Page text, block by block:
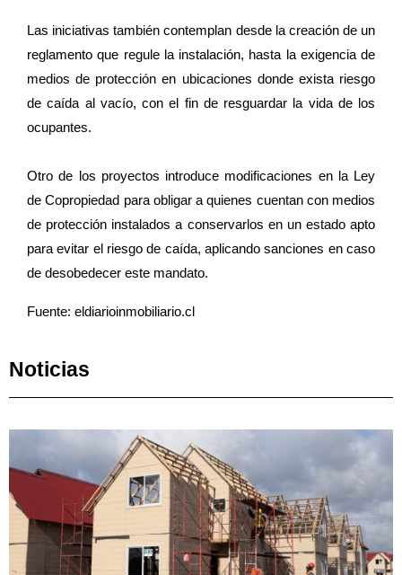
Las iniciativas también contemplan desde la creación de un
reglamento que regule la instalación, hasta la exigencia de
medios de protección en ubicaciones donde exista riesgo
de caída al vacío, con el fin de resguardar la vida de los
ocupantes.
Otro de los proyectos introduce modificaciones en la Ley
de Copropiedad para obligar a quienes cuentan con medios
de protección instalados a conservarlos en un estado apto
para evitar el riesgo de caída, aplicando sanciones en caso
de desobedecer este mandato.
Fuente: eldiarioinmobiliario.cl
Noticias